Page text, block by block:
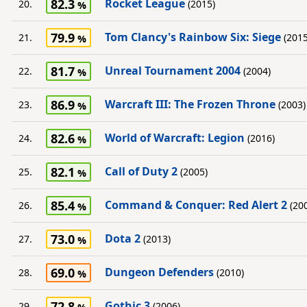
20. 82.3 Rocket League (2015)
21. 79.9 Tom Clancy's Rainbow Six: Siege
22. 81.7 Unreal Tournament 2004 (2004)
23. 86.9 Warcraft III: The Frozen Throne (2003)
24. 82.6 World of Warcraft: Legion (2016)
25. 82.1 Call of Duty 2 (2005)
26. 85.4 Command & Conquer: Red Alert 2
27. 73.0 Dota 2 (2013)
28. 69.0 Dungeon Defenders (2010)